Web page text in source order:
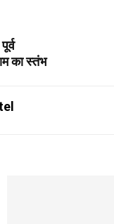
का स्तंभ